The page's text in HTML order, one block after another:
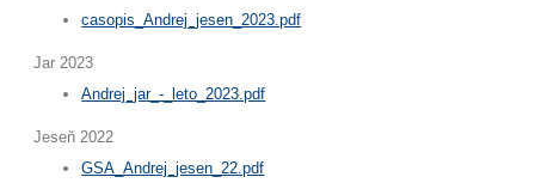
casopis_Andrej_jesen_2023.pdf
Jar 2023
Andrej_jar_-_leto_2023.pdf
Jeseň 2022
GSA_Andrej_jesen_22.pdf